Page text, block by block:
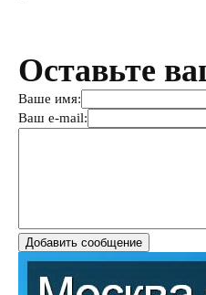
Оставьте
Ваше имя:
Ваш e-mail: